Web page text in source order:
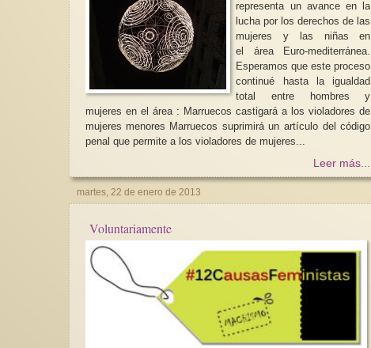
representa un avance en la
lucha por los derechos de las
mujeres y las niñas en
el área Euro-mediterránea.
Esperamos que este proceso
continué hasta la igualdad
total entre hombres y
mujeres en el área : Marruecos castigará a los violadores de
mujeres menores Marruecos suprimirá un artículo del código
penal que permite a los violadores de mujeres...
Leer más...
martes, 22 de enero de 2013
Voluntariamente